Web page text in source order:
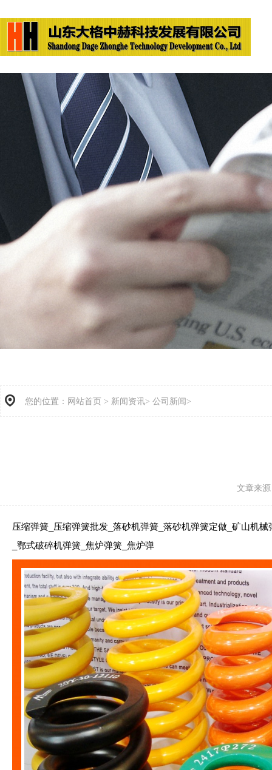
您的位置： 网站首页 > 新闻资讯> 公司新闻>
文章来
压缩弹簧_压缩弹簧批发_落砂机弹簧_落砂机弹簧定做_矿山机
_鄂式破碎机弹簧_焦炉弹簧_焦炉弹